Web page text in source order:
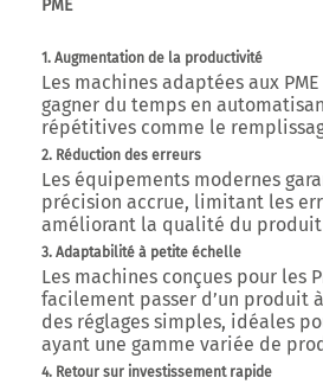
PME
1. Augmentation de la productivité
Les machines adaptées aux
gagner du temps en
répétitives comme le
2. Réduction des erreurs
Les équipements modernes
précision accrue, limitant les
améliorant la qualité du
3. Adaptabilité à petite échelle
Les machines conçues pour les
facilement passer d’un produit
des réglages simples, idéales
ayant une gamme variée de
4. Retour sur investissement rapide